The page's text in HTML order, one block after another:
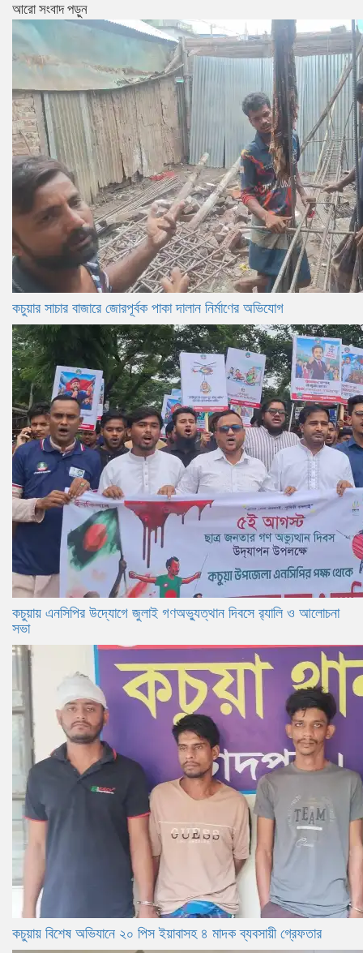
আরো সংবাদ পড়ুন
কচুয়ার সাচার বাজারে জোরপূর্বক পাকা দালান নির্মাণের অভিযোগ
কচুয়ায় এনসিপির উদ্যোগে জুলাই গণঅভ্যুত্থান দিবসে র‌্যালি ও আলোচনা
সভা
কচুয়ায় বিশেষ অভিযানে ২০ পিস ইয়াবাসহ ৪ মাদক ব্যবসায়ী গ্রেফতার